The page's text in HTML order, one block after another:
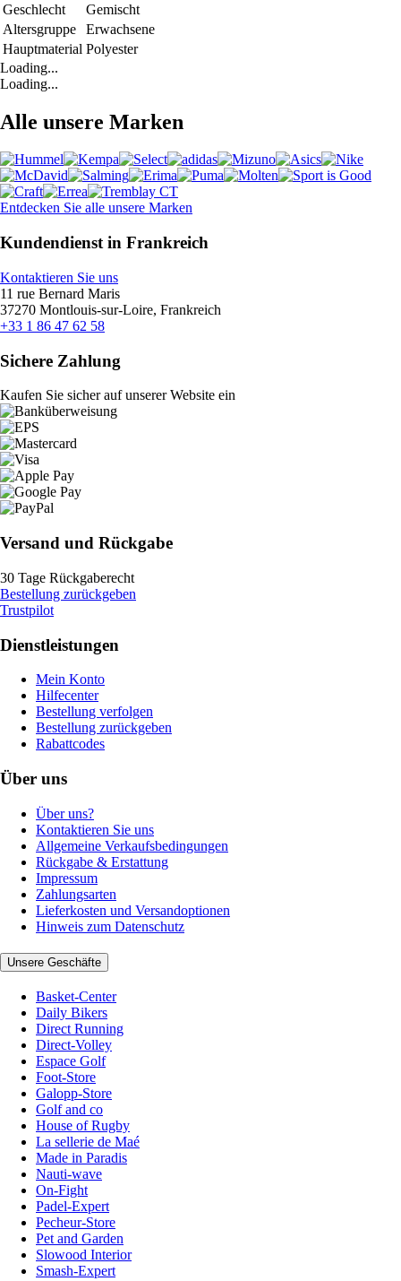
Geschlecht
Gemischt
Altersgruppe
Erwachsene
Hauptmaterial Polyester
Loading...
Loading...
Alle unsere Marken
Entdecken Sie alle unsere Marken
Kundendienst in Frankreich
Kontaktieren Sie uns
11 rue Bernard Maris
37270 Montlouis-sur-Loire, Frankreich
+33 1 86 47 62 58
Sichere Zahlung
Kaufen Sie sicher auf unserer Website ein
Versand und Rückgabe
30 Tage Rückgaberecht
Bestellung zurückgeben
Trustpilot
Dienstleistungen
Mein Konto
Hilfecenter
Bestellung verfolgen
Bestellung zurückgeben
Rabattcodes
Über uns
Über uns?
Kontaktieren Sie uns
Allgemeine Verkaufsbedingungen
Rückgabe & Erstattung
Impressum
Zahlungsarten
Lieferkosten und Versandoptionen
Hinweis zum Datenschutz
Unsere Geschäfte
Basket-Center
Daily Bikers
Direct Running
Direct-Volley
Espace Golf
Foot-Store
Galopp-Store
Golf and co
House of Rugby
La sellerie de Maé
Made in Paradis
Nauti-wave
On-Fight
Padel-Expert
Pecheur-Store
Pet and Garden
Slowood Interior
Smash-Expert